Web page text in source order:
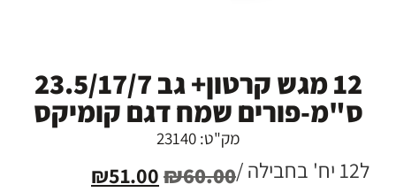
12 מגש קרטון+ גב 23.5/17/7
ס"מ-פורים שמח דגם קומיקס
מק"ט: 23140
ל12 יח' בחבילה / ₪60.00
₪51.00